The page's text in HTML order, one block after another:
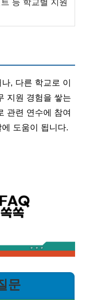
, 다른 학교로 이
지원 경험을 쌓는
관련 연수에 참여
도움이 됩니다.
문